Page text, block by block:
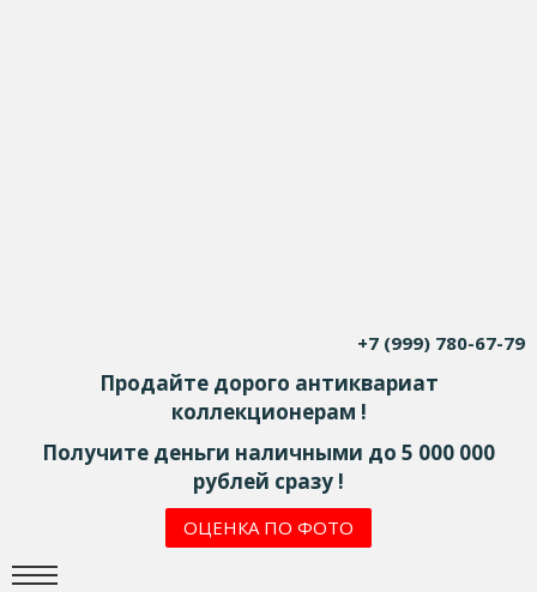
+7 (999) 780-67-79
Продайте дорого антиквариат
коллекционерам !
Получите деньги наличными до 5 000 000
рублей сразу !
ОЦЕНКА ПО ФОТО